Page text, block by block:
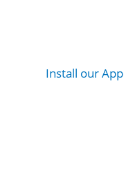
Install our App